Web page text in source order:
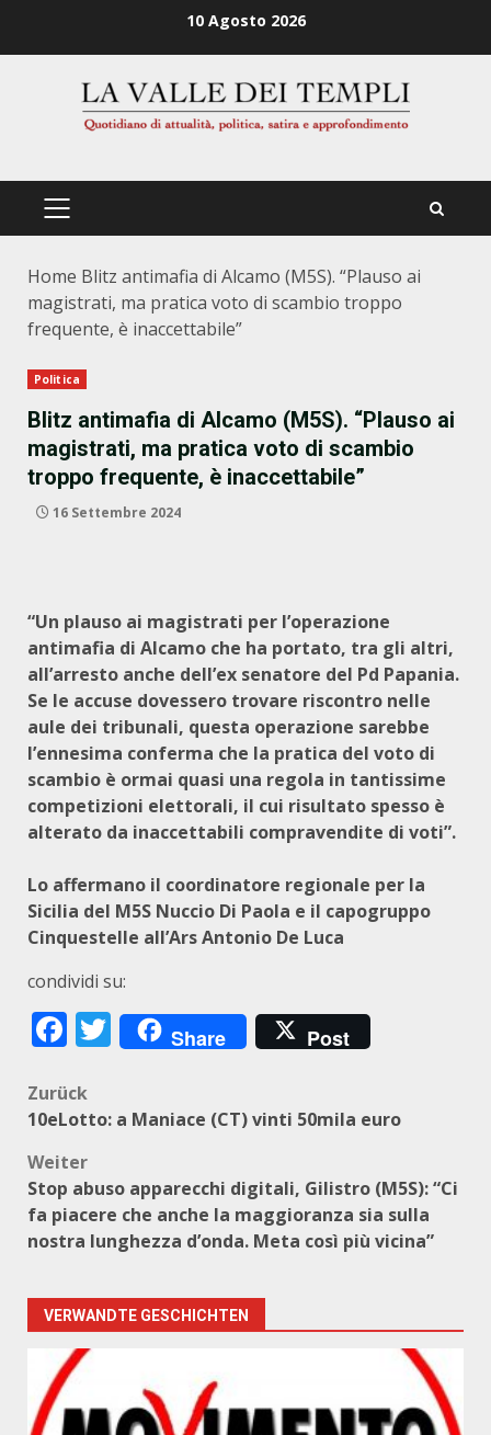
10 Agosto 2026
PRIMÄRES
Home Blitz antimafia di Alcamo (M5S). “Plauso ai
magistrati, ma pratica voto di scambio troppo
frequente, è inaccettabile”
Politica
Blitz antimafia di Alcamo (M5S). “Plauso ai
magistrati, ma pratica voto di scambio
troppo frequente, è inaccettabile”
16 Settembre 2024
“Un plauso ai magistrati per l’operazione
antimafia di Alcamo che ha portato, tra gli altri,
all’arresto anche dell’ex senatore del Pd Papania.
Se le accuse dovessero trovare riscontro nelle
aule dei tribunali, questa operazione sarebbe
l’ennesima conferma che la pratica del voto di
scambio è ormai quasi una regola in tantissime
competizioni elettorali, il cui risultato spesso è
alterato da inaccettabili compravendite di voti”.
Lo affermano il coordinatore regionale per la
Sicilia del M5S Nuccio Di Paola e il capogruppo
Cinquestelle all’Ars Antonio De Luca
condividi su:
Facebook
Twitter
Share Post
Beitragsnavigation
Zurück
10eLotto: a Maniace (CT) vinti 50mila euro
Weiter
Stop abuso apparecchi digitali, Gilistro (M5S): “Ci
fa piacere che anche la maggioranza sia sulla
nostra lunghezza d’onda. Meta così più vicina”
VERWANDTE GESCHICHTEN